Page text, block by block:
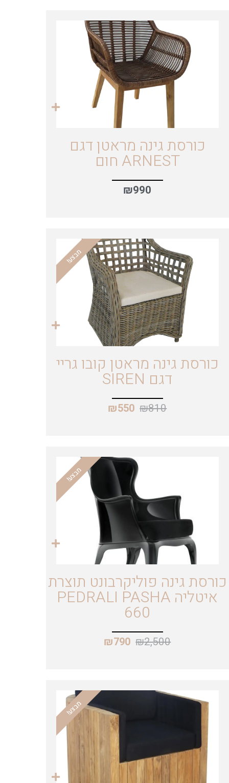
כורסת גינה מראטן דגם
ARNEST חום
₪990
מבצע!
כורסת גינה מראטן קובו גריי
דגם SIREN
₪810
₪550
מבצע!
כורסת גינה פוליקרבונט תוצרת
איטליה PEDRALI PASHA
660
₪2,500
₪790
מבצע!